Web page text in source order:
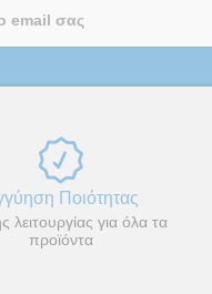
Ποιότητας
λειτουργίας για όλα τα
προϊόντα